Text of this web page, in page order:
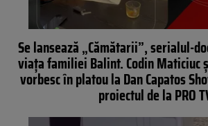
Se lansează „Cămătarii”, serialul-
viața familiei Balint. Codin Maticiuc
vorbesc în platou la Dan Capatos
proiectul de la PRO